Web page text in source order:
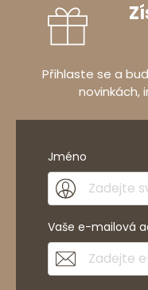
Přihlaste se a
novinkách,
Jméno
Vaše e-mailová